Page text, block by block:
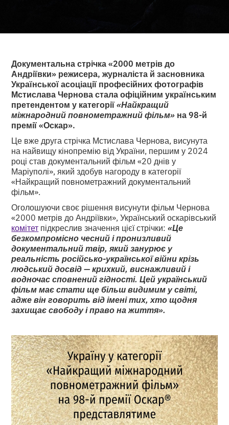
Документальна стрічка «2000 метрів до
Андріївки» режисера, журналіста й засновника
Української асоціації професійних фотографів
Мстислава Чернова стала офіційним українським
претендентом у категорії«Найкращий
міжнародний повнометражний фільм» на 98-й
премії «Оскар».
Це вже друга стрічка Мстислава Чернова, висунута
на найвищу кінопремію від України, першим у 2024
році став документальний фільм «20 днів у
Маріуполі», який здобув нагороду в категорії
«Найкращий повнометражний документальний
фільм».
Оголошуючи своє рішення висунути фільм Чернова
«2000 метрів до Андріївки», Український оскарівський
комітет підкреслив значення цієї стрічки:«Це
безкомпромісно чесний і пронизливий
документальний твір, який занурює у
реальність російсько-української війни крізь
людський досвід—крихкий, виснажливий і
водночас сповнений гідності. Цей український
фільм має стати ще більш видимим у світі,
адже він говорить від імені тих, хто щодня
захищає свободу і право на життя».